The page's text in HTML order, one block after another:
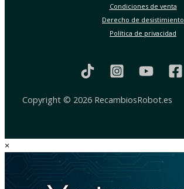
Condiciones de venta
Derecho de desistimiento
Política de privacidad
Copyright © 2026 RecambiosRobot.es
×